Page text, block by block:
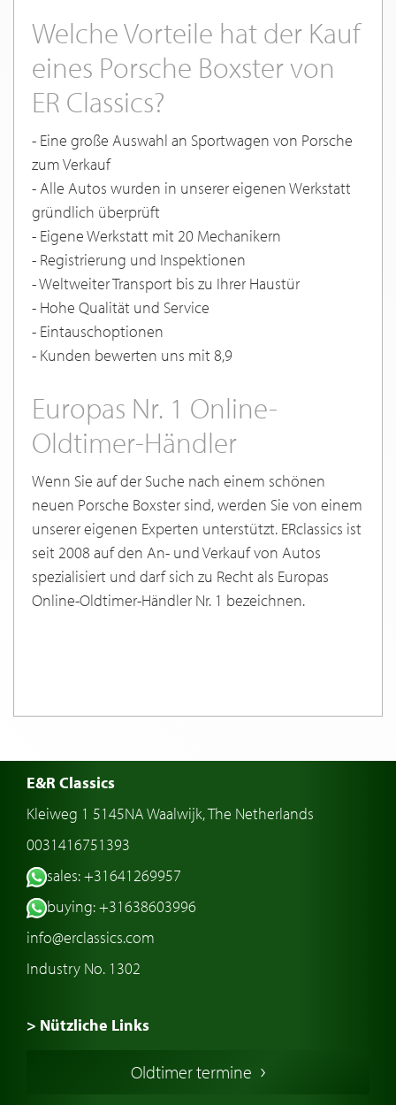
Welche Vorteile hat der Kauf
eines Porsche Boxster von
ER Classics?
- Eine große Auswahl an Sportwagen von Porsche
zum Verkauf
- Alle Autos wurden in unserer eigenen Werkstatt
gründlich überprüft
- Eigene Werkstatt mit 20 Mechanikern
- Registrierung und Inspektionen
- Weltweiter Transport bis zu Ihrer Haustür
- Hohe Qualität und Service
- Eintauschoptionen
- Kunden bewerten uns mit 8,9
Europas Nr. 1 Online-
Oldtimer-Händler
Wenn Sie auf der Suche nach einem schönen
neuen Porsche Boxster sind, werden Sie von einem
unserer eigenen Experten unterstützt. ERclassics ist
seit 2008 auf den An- und Verkauf von Autos
spezialisiert und darf sich zu Recht als Europas
Online-Oldtimer-Händler Nr. 1 bezeichnen.
E&R Classics
Kleiweg 1 5145NA Waalwijk, The Netherlands
0031416751393
sales: +31641269957
buying: +31638603996
info@erclassics.com
Industry No. 1302
> Nützliche Links
Oldtimers in EuropaOldtimer termine